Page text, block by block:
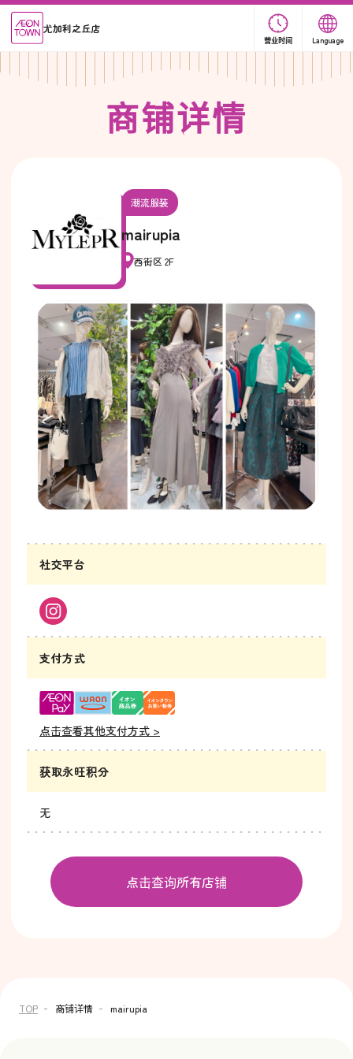
尤加利之丘店
营业时间 Language
商铺详情
潮流服装
mairupia
西街区 2F
社交平台
支付方式
点击查看其他支付方式 >
获取永旺积分
无
点击查询所有店铺
TOP 商铺详情 mairupia